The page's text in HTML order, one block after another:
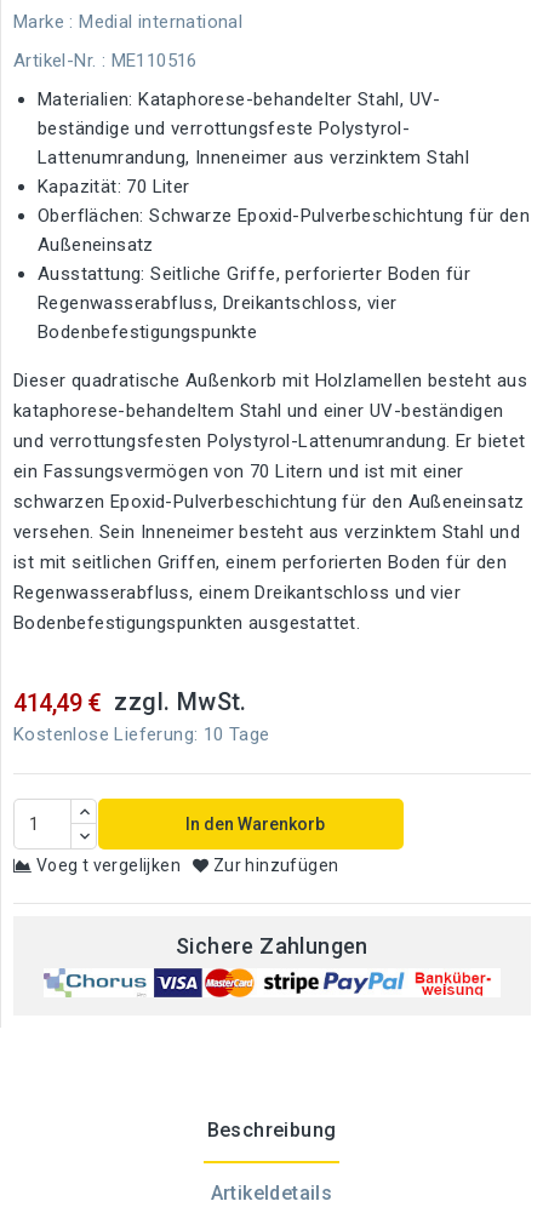
Marke : Medial international
Artikel-Nr. : ME110516
Materialien: Kataphorese-behandelter Stahl, UV-
beständige und verrottungsfeste Polystyrol-
Lattenumrandung, Inneneimer aus verzinktem Stahl
Kapazität: 70 Liter
Oberflächen: Schwarze Epoxid-Pulverbeschichtung für den
Außeneinsatz
Ausstattung: Seitliche Griffe, perforierter Boden für
Regenwasserabfluss, Dreikantschloss, vier
Bodenbefestigungspunkte
Dieser quadratische Außenkorb mit Holzlamellen besteht aus
kataphorese-behandeltem Stahl und einer UV-beständigen
und verrottungsfesten Polystyrol-Lattenumrandung. Er bietet
ein Fassungsvermögen von 70 Litern und ist mit einer
schwarzen Epoxid-Pulverbeschichtung für den Außeneinsatz
versehen. Sein Inneneimer besteht aus verzinktem Stahl und
ist mit seitlichen Griffen, einem perforierten Boden für den
Regenwasserabfluss, einem Dreikantschloss und vier
Bodenbefestigungspunkten ausgestattet.
414,49 € zzgl. MwSt.
Kostenlose Lieferung: 10 Tage
In den Warenkorb
Voeg t vergelijken Zur hinzufügen
Sichere Zahlungen
Beschreibung
Artikeldetails